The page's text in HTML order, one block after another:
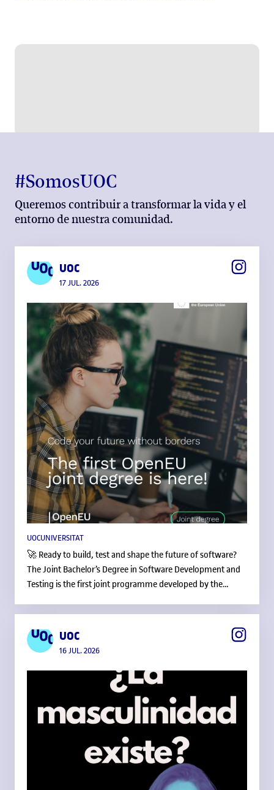
#SomosUOC
Queremos contribuir a transformar la vida y el
entorno de nuestra comunidad.
UOC
17 JUL. 2026
UOCUNIVERSITAT
🚀 Ready to build, test and shape the future of software?
The Joint Bachelor’s Degree in Software Development and
Testing is the first joint programme developed by the
@uneduniv within #OpenEU, the European alliance of open
and distance universities. Study in an international, digital
and multicultural environment, supported by three
online and distance education.
UOC
16 JUL. 2026